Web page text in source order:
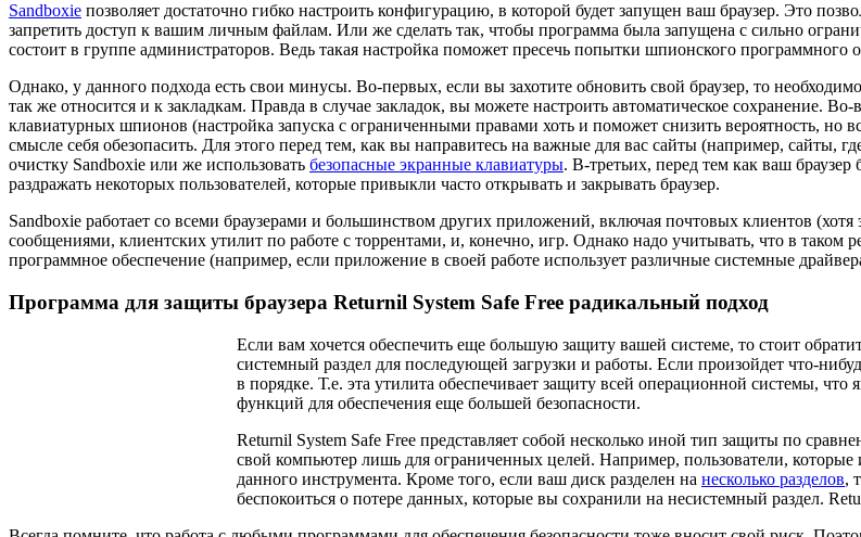
Sandboxie позволяет достаточно гибко настроить конфигурацию, в которой будет запущен ваш браузер. Это
запретить доступ к вашим личным файлам. Или же сделать так, чтобы программа была запущена с сильно
состоит в группе администраторов. Ведь такая настройка поможет пресечь попытки шпионского программного
Однако, у данного подхода есть свои минусы. Во-первых, если вы захотите обновить свой браузер, то
так же относится и к закладкам. Правда в случае закладок, вы можете настроить автоматическое сохранение.
клавиатурных шпионов (настройка запуска с ограниченными правами хоть и поможет снизить вероятность, но
смысле себя обезопасить. Для этого перед тем, как вы направитесь на важные для вас сайты (например, сайты,
очистку Sandboxie или же использовать безопасные экранные клавиатуры. В-третьих, перед тем как ваш
раздражать некоторых пользователей, которые привыкли часто открывать и закрывать браузер.
Sandboxie работает со всеми браузерами и большинством других приложений, включая почтовых клиентов
сообщениями, клиентских утилит по работе с торрентами, и, конечно, игр. Однако надо учитывать, что в таком
программное обеспечение (например, если приложение в своей работе использует различные системные
Программа для защиты браузера Returnil System Safe Free радикальный подход
Если вам хочется обеспечить еще большую защиту вашей системе, то стоит
системный раздел для последующей загрузки и работы. Если произойдет что-
в порядке. Т.е. эта утилита обеспечивает защиту всей операционной системы,
функций для обеспечения еще большей безопасности.
Returnil System Safe Free представляет собой несколько иной тип защиты по
свой компьютер лишь для ограниченных целей. Например, пользователи,
данного инструмента. Кроме того, если ваш диск разделен на несколько разделов,
беспокоиться о потере данных, которые вы сохранили на несистемный раздел.